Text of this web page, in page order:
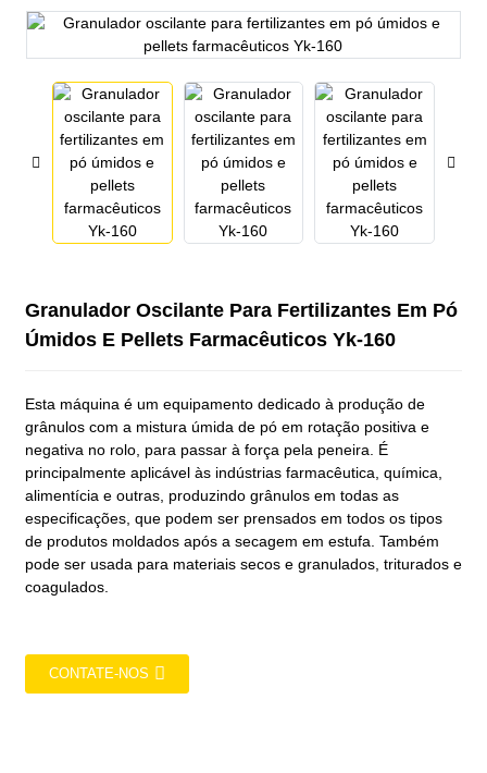
Granulador Oscilante Para Fertilizantes Em Pó
Úmidos E Pellets Farmacêuticos Yk-160
Esta máquina é um equipamento dedicado à produção de
grânulos com a mistura úmida de pó em rotação positiva e
negativa no rolo, para passar à força pela peneira. É
principalmente aplicável às indústrias farmacêutica, química,
alimentícia e outras, produzindo grânulos em todas as
especificações, que podem ser prensados ​​em todos os tipos
de produtos moldados após a secagem em estufa. Também
pode ser usada para materiais secos e granulados, triturados e
coagulados.
CONTATE-NOS